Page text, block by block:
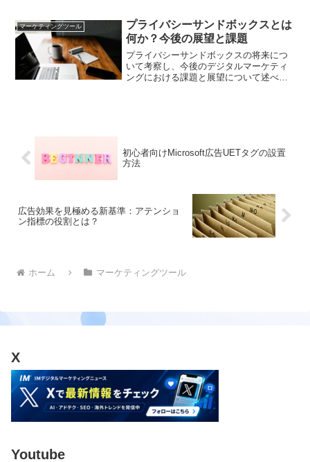
マーケティングツール
プライバシーサンドボックスとは
何か？今後の展望と課題
プライバシーサンドボックスの将来につ
いて考察し、今後のデジタルマーケティ
ングにおける課題と展望について述べま
初心者向けMicrosoft広告UETタグの設置
方法
広告効果を見極める新基準：アテンショ
ン指標の役割とは？
ホーム マーケティングツール
X
Youtube